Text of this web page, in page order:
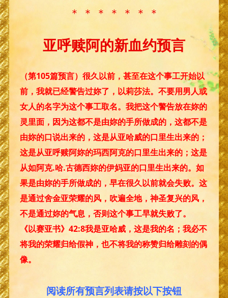
＊ ＊ ＊ ＊ ＊ ＊ ＊
亚呼赎阿的新血约预言
（第105篇预言）很久以前，甚至在这个事工开始以
前，我就已经警告过妳了，以莉莎法。不要用男人或
女人的名字为这个事工取名。我把这个警告放在妳的
灵里面，因为这都不是由妳的手所做成的，这都不是
由妳的口说出来的，这是从亚哈威的口里生出来的；
这是从亚呼赎阿妳的玛西阿克的口里生出来的；这是
从如阿克.哈.古德西妳的伊妈亚的口里生出来的。如
果是由妳的手所做成的，早在很久以前就会失败。这
是通过舍金亚荣耀的风，吹遍全地，神圣复兴的风，
不是通过妳的气息，否则这个事工早就失败了。
《以赛亚书》42:8我是亚哈威，这是我的名；我必不
将我的荣耀归给假神，也不将我的称赞归给雕刻的偶
像。
阅读所有预言列表请按以下按钮